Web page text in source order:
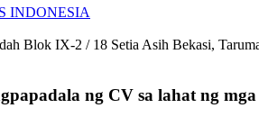
INDONESIA
Blok IX-2 / 18 Setia Asih Bekasi,
ng CV sa lahat ng mga